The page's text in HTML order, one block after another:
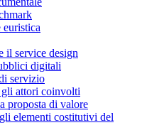
il service design
digitali
servizio
attori coinvolti
proposta di valore
elementi costitutivi del